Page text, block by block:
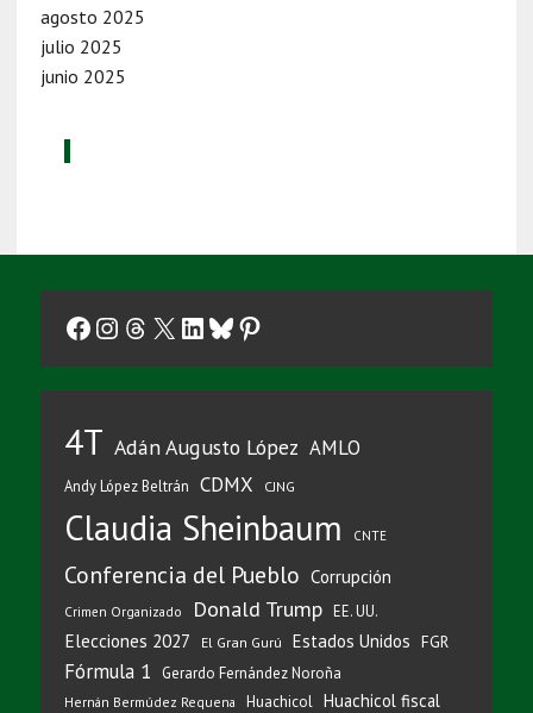
agosto 2025
julio 2025
junio 2025
Facebook
Instagram
Threads
X LinkedIn
Bluesky
Pinterest
4T Adán Augusto López AMLO
Andy López Beltrán CDMX CJNG
Claudia Sheinbaum CNTE
Conferencia del Pueblo Corrupción
Crimen Organizado Donald Trump EE. UU.
Elecciones 2027 El Gran Gurú Estados Unidos FGR
Fórmula 1 Gerardo Fernández Noroña
Hernán Bermúdez Requena Huachicol Huachicol fiscal